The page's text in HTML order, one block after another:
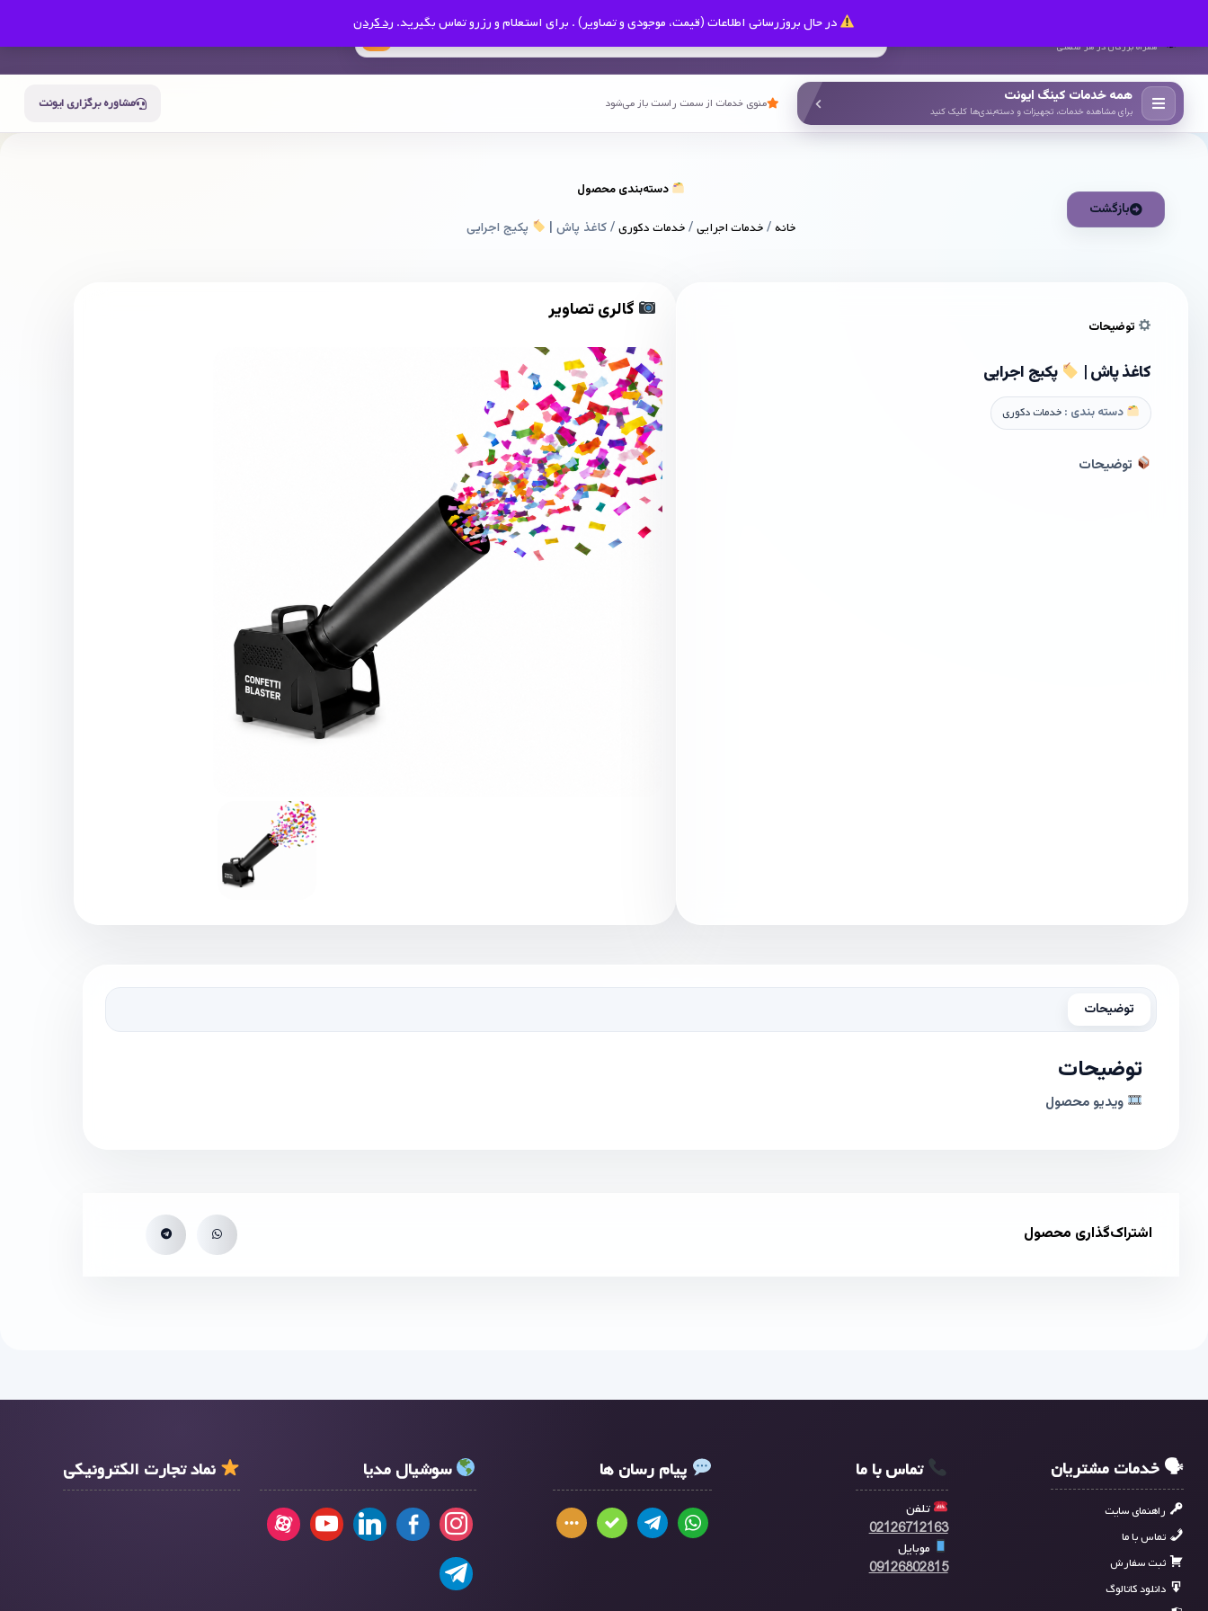
در حال بروزرسانی اطلاعات (قیمت، موجودی و تصاویر) . برای استعلام و رزرو تماس بگیرید. رد کردن
همراه بزرگان در هر صنعتی
همه خدمات کینگ ایونت
برای مشاهده خدمات، تجهیزات و دسته‌بندی‌ها کلیک کنید
منوی خدمات از سمت راست باز می‌شود مشاوره برگزاری ایونت
بازگشت
دسته‌بندی محصول
خانه/خدمات اجرایی/خدمات دکوری/ کاغذ پاش | پکیج اجرایی
گالری تصاویر
توضیحات
کاغذ پاش | پکیج اجرایی
دسته بندی :خدمات دکوری
توضیحات
توضیحات
توضیحات
ویدیو محصول
اشتراک‌گذاری محصول
🗣 خدمات مشتریان
راهنمای سایت
تماس با ما
ثبت سفارش
دانلود کاتالوگ
تماس با ما
تلفن
02126712163
موبایل
09126802815
پیام رسان ها سوشیال مدیا نماد تجارت الکترونیکی